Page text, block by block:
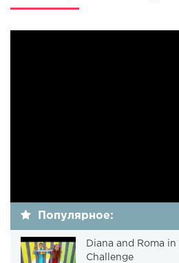
Популярное:
Diana and Roma
Challenge